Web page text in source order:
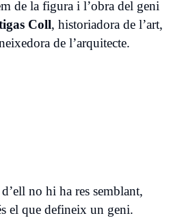
de la figura i l’obra del geni
Coll, historiadora de l’art,
de l’arquitecte.
no hi ha res semblant,
el que defineix un geni.